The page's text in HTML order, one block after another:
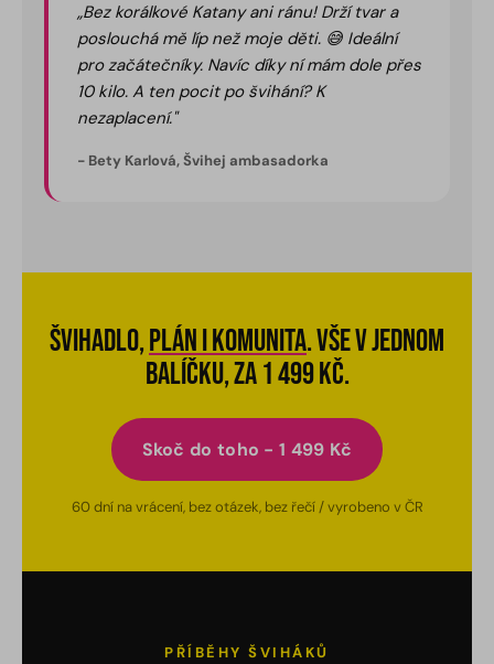
„Bez korálkové Katany ani ránu! Drží tvar a
poslouchá mě líp než moje děti. 😅 Ideální
pro začátečníky. Navíc díky ní mám dole přes
10 kilo. A ten pocit po švihání? K
nezaplacení."
- Bety Karlová, Švihej ambasadorka
Švihadlo,plán i komunita. Vše v jednom
balíčku, za 1 499 Kč.
Skoč do toho - 1 499 Kč
60 dní na vrácení, bez otázek, bez řečí / vyrobeno v ČR
PŘÍBĚHY ŠVIHÁKŮ